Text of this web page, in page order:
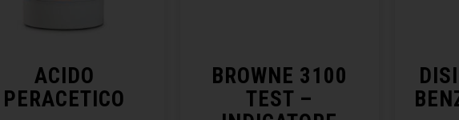
ACIDO
PERACETICO
BROWNE 3100
TEST –